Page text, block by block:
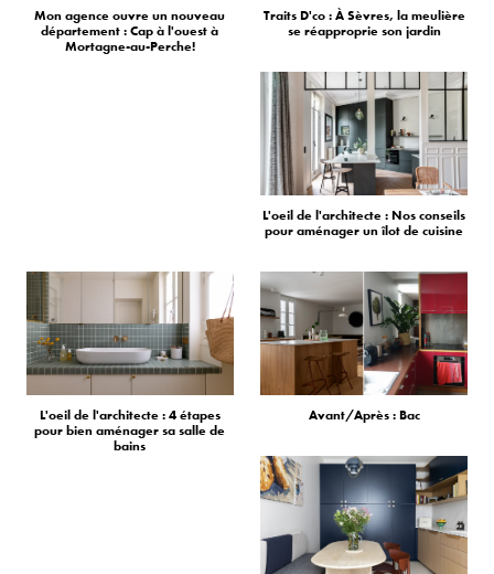
Mon agence ouvre un nouveau
département : Cap à l'ouest à
Mortagne-au-Perche!
Traits D'co : À Sèvres, la meulière
se réapproprie son jardin
L'oeil de l'architecte : Nos conseils
pour aménager un îlot de cuisine
L'oeil de l'architecte : 4 étapes
pour bien aménager sa salle de
bains
Avant/Après : Bac